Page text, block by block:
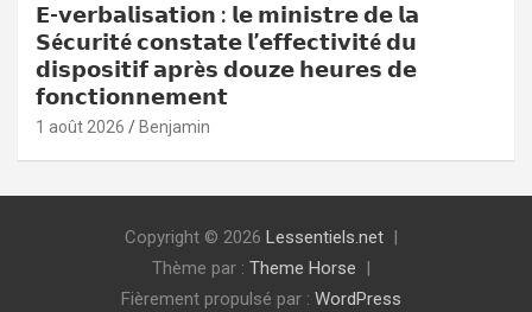
𝗘-𝘃𝗲𝗿𝗯𝗮𝗹𝗶𝘀𝗮𝘁𝗶𝗼𝗻 : 𝗹𝗲 𝗺𝗶𝗻𝗶𝘀𝘁𝗿𝗲 𝗱𝗲 𝗹𝗮
𝗦é𝗰𝘂𝗿𝗶𝘁é 𝗰𝗼𝗻𝘀𝘁𝗮𝘁𝗲 𝗹’𝗲𝗳𝗳𝗲𝗰𝘁𝗶𝘃𝗶𝘁é 𝗱𝘂
𝗱𝗶𝘀𝗽𝗼𝘀𝗶𝘁𝗶𝗳 𝗮𝗽𝗿è𝘀 𝗱𝗼𝘂𝘇𝗲 𝗵𝗲𝘂𝗿𝗲𝘀 𝗱𝗲
𝗳𝗼𝗻𝗰𝘁𝗶𝗼𝗻𝗻𝗲𝗺𝗲𝗻𝘁
1 août 2026 Benjamin
Copyright © 2026 Lessentiels.net
Thème par : Theme Horse
Fièrement propulsé par : WordPress